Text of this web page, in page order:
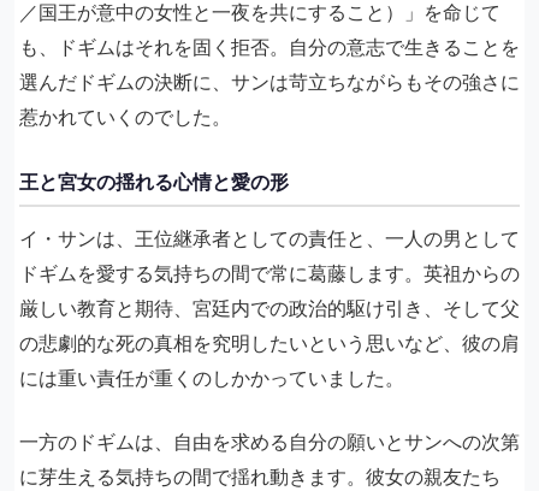
／国王が意中の女性と一夜を共にすること）」を命じて
も、ドギムはそれを固く拒否。自分の意志で生きることを
選んだドギムの決断に、サンは苛立ちながらもその強さに
惹かれていくのでした。
王と宮女の揺れる心情と愛の形
イ・サンは、王位継承者としての責任と、一人の男として
ドギムを愛する気持ちの間で常に葛藤します。英祖からの
厳しい教育と期待、宮廷内での政治的駆け引き、そして父
の悲劇的な死の真相を究明したいという思いなど、彼の肩
には重い責任が重くのしかかっていました。
一方のドギムは、自由を求める自分の願いとサンへの次第
に芽生える気持ちの間で揺れ動きます。彼女の親友たち